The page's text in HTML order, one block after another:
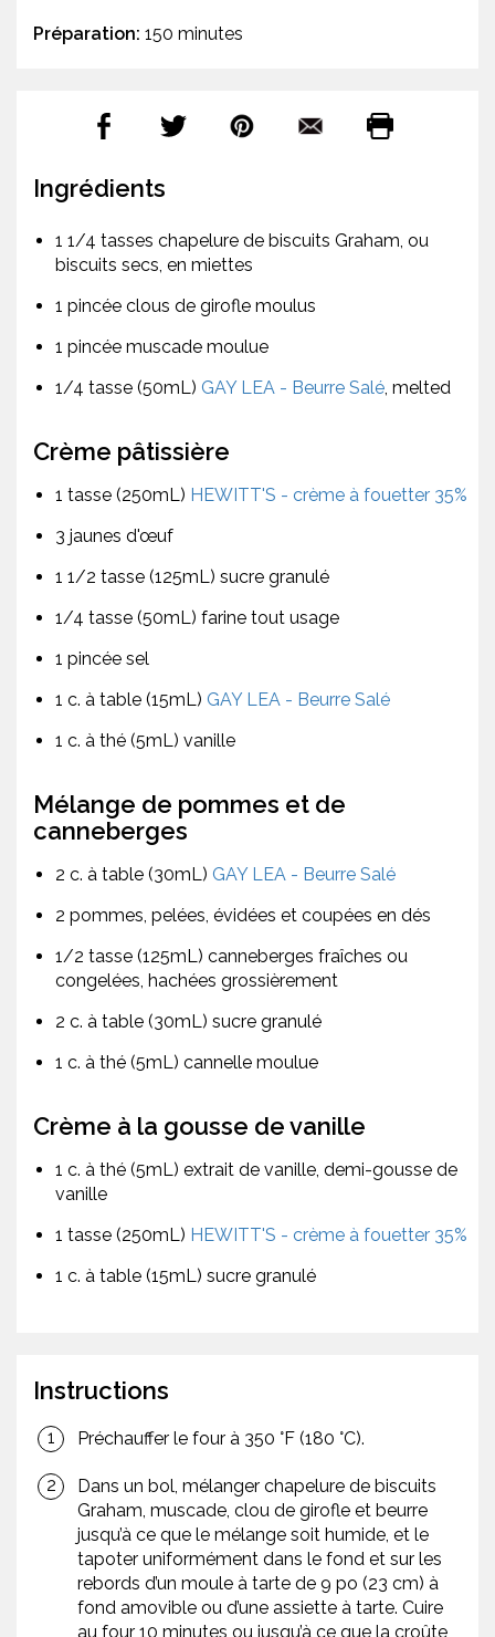
Préparation: 150 minutes
Ingrédients
1 1/4 tasses chapelure de biscuits Graham, ou
biscuits secs, en miettes
1 pincée clous de girofle moulus
1 pincée muscade moulue
1/4 tasse (50mL) GAY LEA - Beurre Salé, melted
Crème pâtissière
1 tasse (250mL) HEWITT'S - crème à fouetter 35%
3 jaunes d'œuf
1 1/2 tasse (125mL) sucre granulé
1/4 tasse (50mL) farine tout usage
1 pincée sel
1 c. à table (15mL) GAY LEA - Beurre Salé
1 c. à thé (5mL) vanille
Mélange de pommes et de
canneberges
2 c. à table (30mL) GAY LEA - Beurre Salé
2 pommes, pelées, évidées et coupées en dés
1/2 tasse (125mL) canneberges fraîches ou
congelées, hachées grossièrement
2 c. à table (30mL) sucre granulé
1 c. à thé (5mL) cannelle moulue
Crème à la gousse de vanille
1 c. à thé (5mL) extrait de vanille, demi-gousse de
vanille
1 tasse (250mL) HEWITT'S - crème à fouetter 35%
1 c. à table (15mL) sucre granulé
Instructions
Préchauffer le four à 350 °F (180 °C).
Dans un bol, mélanger chapelure de biscuits
Graham, muscade, clou de girofle et beurre
jusqu’à ce que le mélange soit humide, et le
tapoter uniformément dans le fond et sur les
rebords d’un moule à tarte de 9 po (23 cm) à
fond amovible ou d’une assiette à tarte. Cuire
au four 10 minutes ou jusqu’à ce que la croûte